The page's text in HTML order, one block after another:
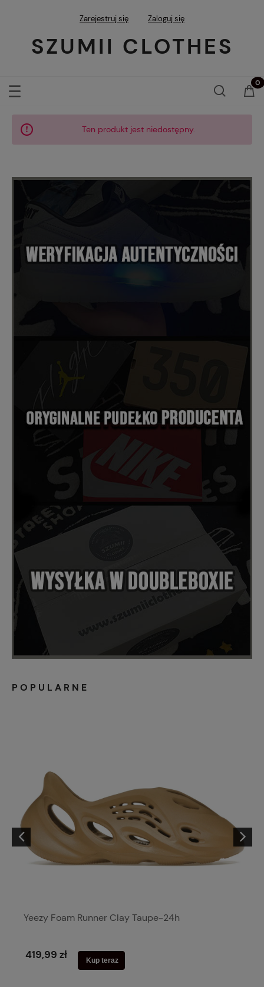
Zarejestruj się Zaloguj się
SZUMII CLOTHES
Ten produkt jest niedostępny.
POPULARNE
Yeezy Foam Runner Clay Taupe-24h
419,99 zł Kup teraz